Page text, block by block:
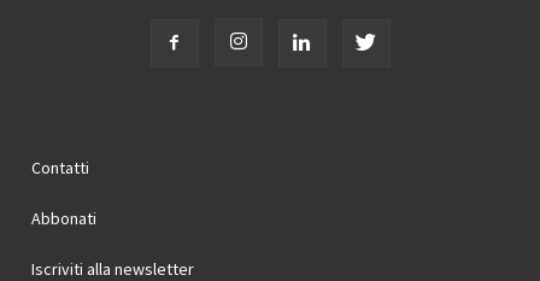
Contatti
Abbonati
Iscriviti alla newsletter